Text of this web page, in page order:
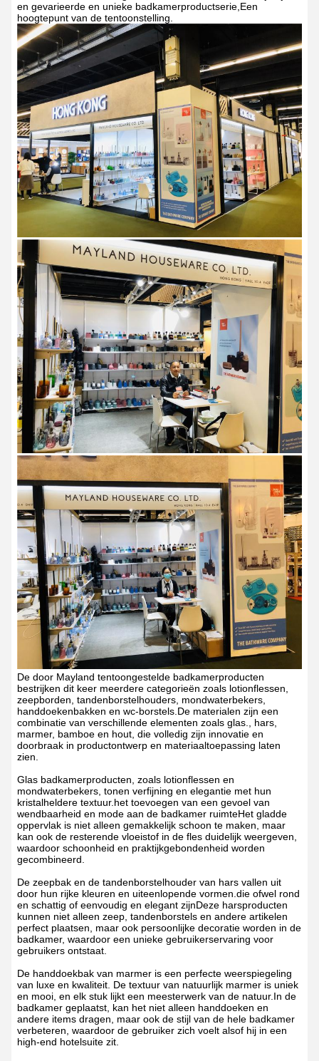
en gevarieerde en unieke badkamerproductserie,Een
hoogtepunt van de tentoonstelling.
De door Mayland tentoongestelde badkamerproducten
bestrijken dit keer meerdere categorieën zoals lotionflessen,
zeepborden, tandenborstelhouders, mondwaterbekers,
handdoekenbakken en wc-borstels.De materialen zijn een
combinatie van verschillende elementen zoals glas., hars,
marmer, bamboe en hout, die volledig zijn innovatie en
doorbraak in productontwerp en materiaaltoepassing laten
zien.
Glas badkamerproducten, zoals lotionflessen en
mondwaterbekers, tonen verfijning en elegantie met hun
kristalheldere textuur.het toevoegen van een gevoel van
wendbaarheid en mode aan de badkamer ruimteHet gladde
oppervlak is niet alleen gemakkelijk schoon te maken, maar
kan ook de resterende vloeistof in de fles duidelijk weergeven,
waardoor schoonheid en praktijkgebondenheid worden
gecombineerd.
De zeepbak en de tandenborstelhouder van hars vallen uit
door hun rijke kleuren en uiteenlopende vormen.die ofwel rond
en schattig of eenvoudig en elegant zijnDeze harsproducten
kunnen niet alleen zeep, tandenborstels en andere artikelen
perfect plaatsen, maar ook persoonlijke decoratie worden in de
badkamer, waardoor een unieke gebruikerservaring voor
gebruikers ontstaat.
De handdoekbak van marmer is een perfecte weerspiegeling
van luxe en kwaliteit. De textuur van natuurlijk marmer is uniek
en mooi, en elk stuk lijkt een meesterwerk van de natuur.In de
badkamer geplaatst, kan het niet alleen handdoeken en
andere items dragen, maar ook de stijl van de hele badkamer
verbeteren, waardoor de gebruiker zich voelt alsof hij in een
high-end hotelsuite zit.